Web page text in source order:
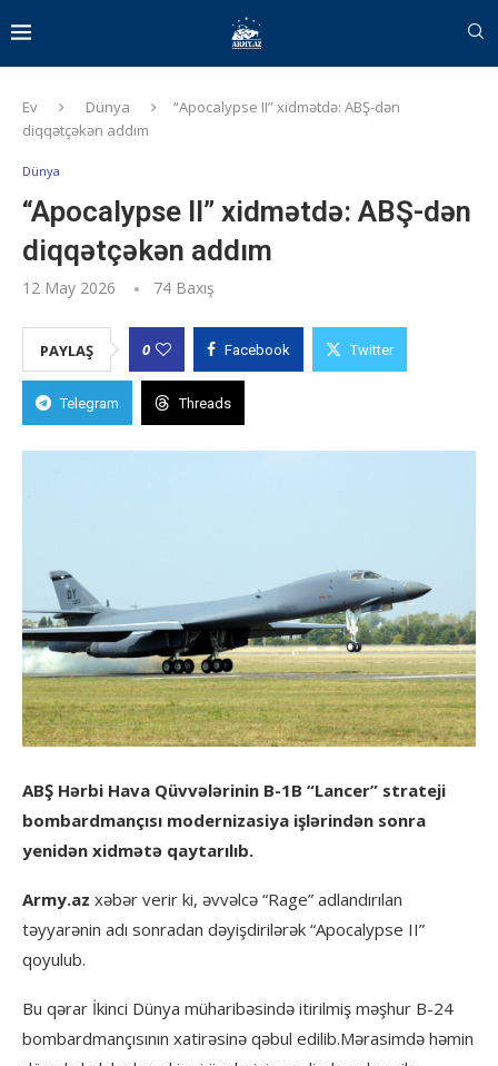
Ev Dünya
“Apocalypse II” xidmətdə: ABŞ-dən
diqqətçəkən addım
Dünya
“Apocalypse II” xidmətdə: ABŞ-dən
diqqətçəkən addım
12 May 2026 74 Baxış
PAYLAŞ 0 Facebook Twitter
Telegram Threads
ABŞ Hərbi Hava Qüvvələrinin B-1B “Lancer” strateji
bombardmançısı modernizasiya işlərindən sonra
yenidən xidmətə qaytarılıb.
Army.az xəbər verir ki, əvvəlcə “Rage” adlandırılan
təyyarənin adı sonradan dəyişdirilərək “Apocalypse II”
qoyulub.
Bu qərar İkinci Dünya müharibəsində itirilmiş məşhur B-24
bombardmançısının xatirəsinə qəbul edilib.Mərasimdə həmin